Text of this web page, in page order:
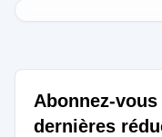
Abonnez-
dernières